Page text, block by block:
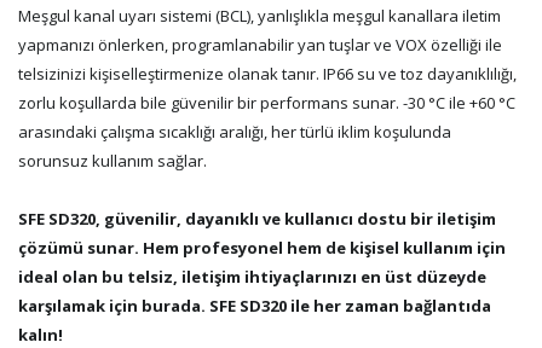
Meşgul kanal uyarı sistemi (BCL), yanlışlıkla meşgul kanallara iletim
yapmanızı önlerken, programlanabilir yan tuşlar ve VOX özelliği ile
telsizinizi kişiselleştirmenize olanak tanır. IP66 su ve toz dayanıklılığı,
zorlu koşullarda bile güvenilir bir performans sunar. -30 °C ile +60 °C
arasındaki çalışma sıcaklığı aralığı, her türlü iklim koşulunda
sorunsuz kullanım sağlar.
SFE SD320, güvenilir, dayanıklı ve kullanıcı dostu bir iletişim
çözümü sunar. Hem profesyonel hem de kişisel kullanım için
ideal olan bu telsiz, iletişim ihtiyaçlarınızı en üst düzeyde
karşılamak için burada. SFE SD320 ile her zaman bağlantıda
kalın!